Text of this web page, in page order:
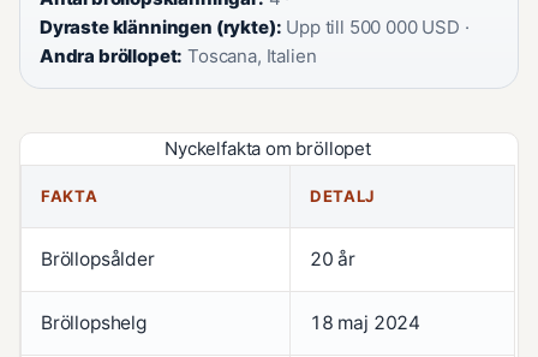
Dyraste klänningen (rykte): Upp till 500 000 USD ·
Andra bröllopet: Toscana, Italien
Nyckelfakta om bröllopet
FAKTA DETALJ
Bröllopsålder 20 år
Bröllopshelg 18 maj 2024